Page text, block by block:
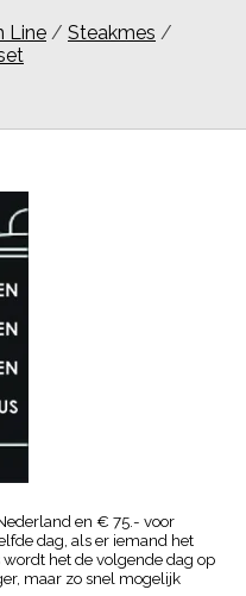
Line / Steakmes /
en € 75.- voor
dag, als er iemand het
het de volgende dag op
maar zo snel mogelijk